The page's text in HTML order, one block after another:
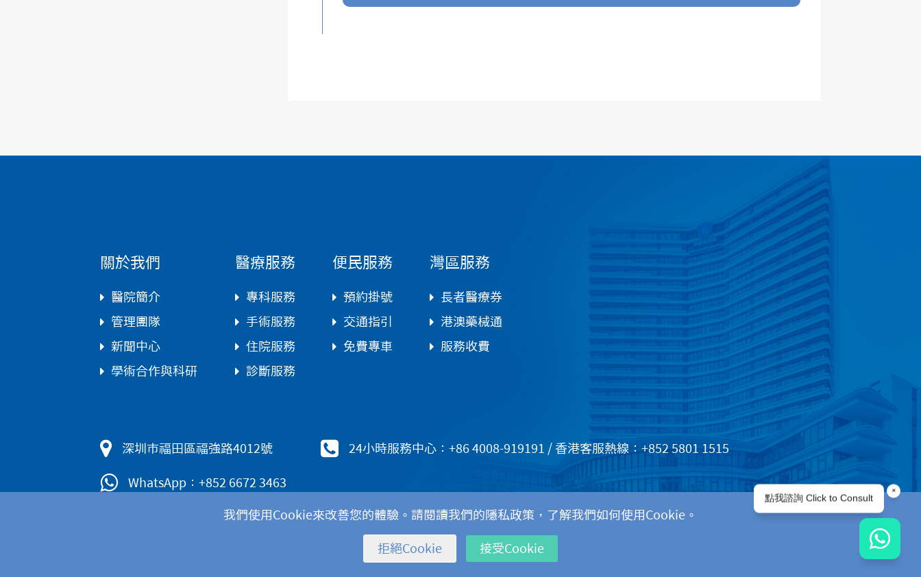
我們使用Cookie來改善您的體驗。請閱讀我們的隱私政策，了解我們如何使用Cookie。
拒絕Cookie 接受Cookie
關於我們
醫院簡介
管理團隊
新聞中心
學術合作與科研
醫療服務
專科服務
手術服務
住院服務
診斷服務
便民服務
預約掛號
交通指引
免費專車
灣區服務
長者醫療券
港澳藥械通
服務收費
深圳市福田區福強路4012號 24小時服務中心：+86 4008-919191 / 香港客服熱線：+852 5801 1515
WhatsApp：+852 6672 3463
Cookies政策 | Copyright © 2025 深圳新風和睦家醫院版權所有